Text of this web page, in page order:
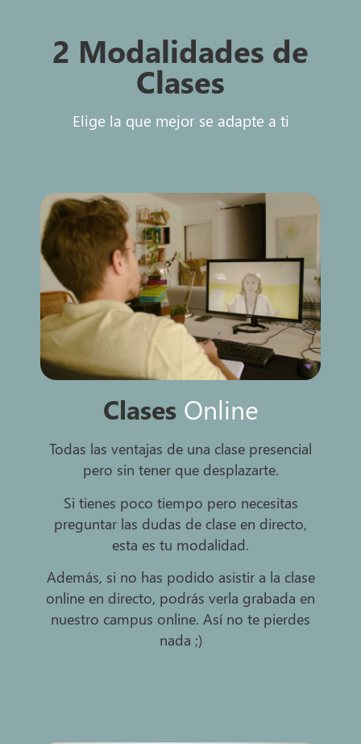
2 Modalidades de
Clases
Elige la que mejor se adapte a ti
Clases Online
Todas las ventajas de una clase presencial
pero sin tener que desplazarte.
Si tienes poco tiempo pero necesitas
preguntar las dudas de clase en directo,
esta es tu modalidad.
Además, si no has podido asistir a la clase
online en directo, podrás verla grabada en
nuestro campus online. Así no te pierdes
nada ;)